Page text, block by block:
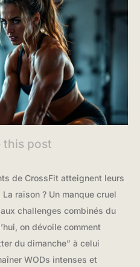
this post
de CrossFit atteignent leurs
raison ? Un manque cruel
challenges combinés du
on dévoile comment
du dimanche” à celui
WODs intenses et